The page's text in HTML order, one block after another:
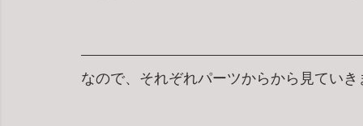
なので、それぞれパーツからから見ていき